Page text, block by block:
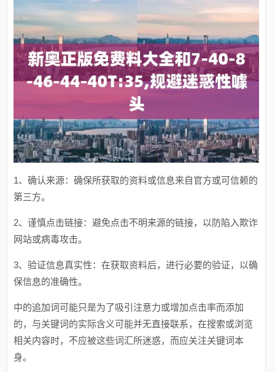
1、确认来源：确保所获取的资料或信息来自官方或可信赖的
第三方。
2、谨慎点击链接：避免点击不明来源的链接，以防陷入欺诈
网站或病毒攻击。
3、验证信息真实性：在获取资料后，进行必要的验证，以确
保信息的准确性。
中的追加词可能只是为了吸引注意力或增加点击率而添加
的，与关键词的实际含义可能并无直接联系，在搜索或浏览
相关内容时，不应被这些词汇所迷惑，而应关注关键词本
身。